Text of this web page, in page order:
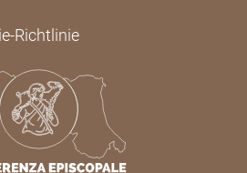
Richtlinie